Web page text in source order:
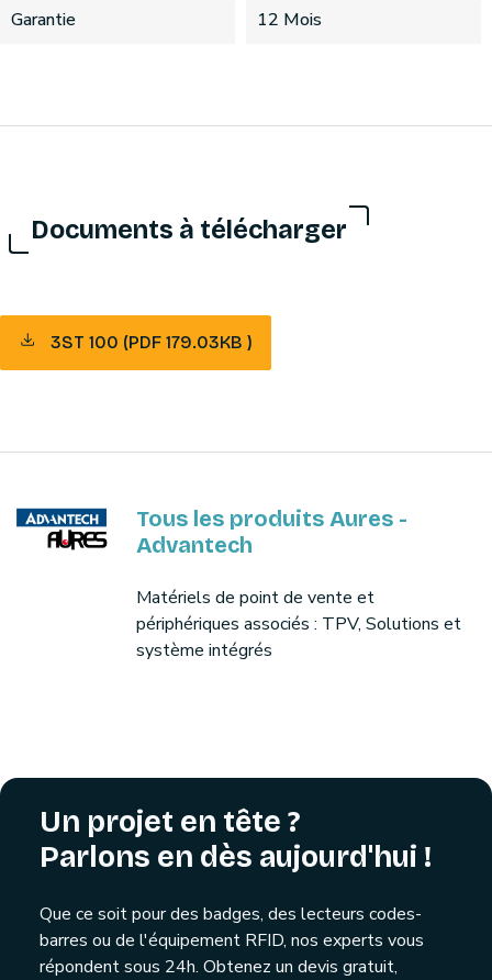
Garantie 12 Mois
Documents à télécharger
3ST 100 (PDF 179.03KB )
Tous les produits Aures -
Advantech
Matériels de point de vente et
périphériques associés : TPV, Solutions et
système intégrés
Un projet en tête ?
Parlons en dès aujourd'hui !
Que ce soit pour des badges, des lecteurs codes-
barres ou de l'équipement RFID, nos experts vous
répondent sous 24h. Obtenez un devis gratuit,